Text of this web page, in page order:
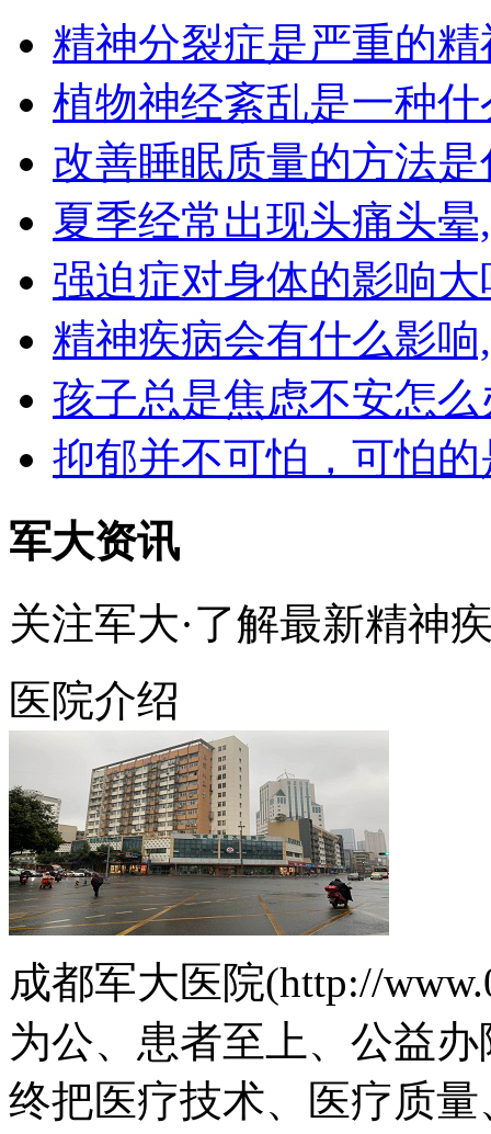
精神分裂症是严重的
植物神经紊乱是一种
改善睡眠质量的方法
夏季经常出现头痛头
强迫症对身体的影响
精神疾病会有什么影
孩子总是焦虑不安怎
抑郁并不可怕，可怕
军大资讯
关注军大·了解最新精神
医院介绍
成都军大医院(http://
为公、患者至上、公益
终把医疗技术、医疗质